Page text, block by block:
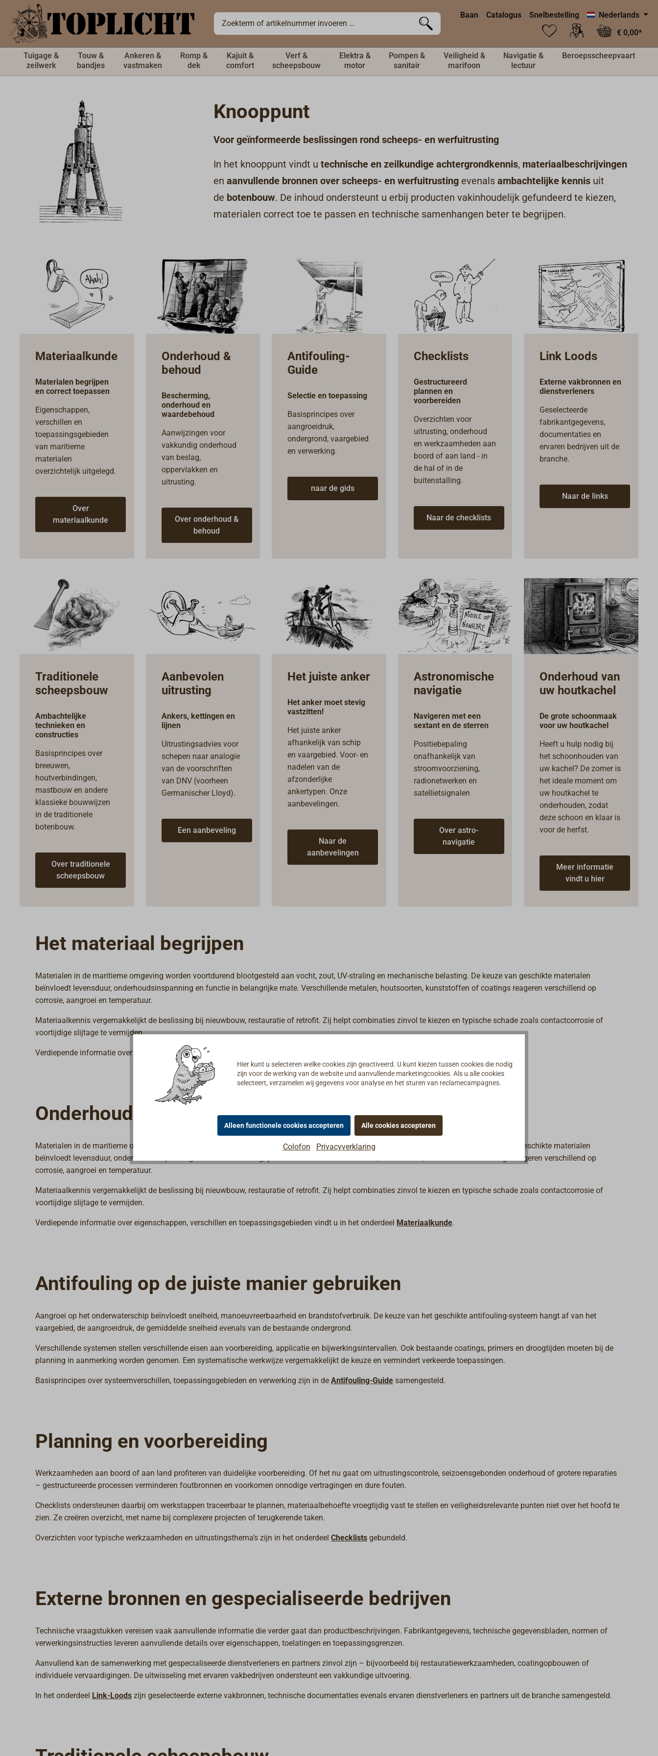
hoofdinhoud Baan Catalogus Snelbestelling
Nederlands
€ 0,00*
Tuigage &
zeilwerk
Touw &
bandjes
Ankeren &
vastmaken
Romp &
dek
Kajuit &
comfort
Verf &
scheepsbouw
Elektra &
motor
Pompen &
sanitair
Veiligheid &
marifoon
Navigatie &
lectuur
Beroepsscheepvaart
Knooppunt
Voor geïnformeerde beslissingen rond scheeps- en werfuitrusting
In het knooppunt vindt u technische en zeilkundige achtergrondkennis, materiaalbeschrijvingen
en aanvullende bronnen over scheeps- en werfuitrusting evenals ambachtelijke kennis uit
de botenbouw. De inhoud ondersteunt u erbij producten vakinhoudelijk gefundeerd te kiezen,
materialen correct toe te passen en technische samenhangen beter te begrijpen.
Materiaalkunde
Materialen begrijpen
en correct toepassen
Eigenschappen,
verschillen en
toepassingsgebieden
van maritieme
materialen
overzichtelijk uitgelegd.
Over
materiaalkunde
Onderhoud &
behoud
Bescherming,
onderhoud en
waardebehoud
Aanwijzingen voor
vakkundig onderhoud
van beslag,
oppervlakken en
uitrusting.
Over onderhoud &
behoud
Antifouling-
Guide
Selectie en toepassing
Basisprincipes over
aangroeidruk,
ondergrond, vaargebied
en verwerking.
naar de gids
Checklists
Gestructureerd
plannen en
voorbereiden
Overzichten voor
uitrusting, onderhoud
en werkzaamheden aan
boord of aan land - in
de hal of in de
buitenstalling.
Naar de checklists
Link Loods
Externe vakbronnen en
dienstverleners
Geselecteerde
fabrikantgegevens,
documentaties en
ervaren bedrijven uit de
branche.
Naar de links
Traditionele
scheepsbouw
Ambachtelijke
technieken en
constructies
Basisprincipes over
breeuwen,
houtverbindingen,
mastbouw en andere
klassieke bouwwijzen
in de traditionele
botenbouw.
Over traditionele
scheepsbouw
Aanbevolen
uitrusting
Ankers, kettingen en
lijnen
Uitrustingsadvies voor
schepen naar analogie
van de voorschriften
van DNV (voorheen
Germanischer Lloyd).
Een aanbeveling
Het juiste anker
Het anker moet stevig
vastzitten!
Het juiste anker
afhankelijk van schip
en vaargebied. Voor- en
nadelen van de
afzonderlijke
ankertypen. Onze
aanbevelingen.
Naar de
aanbevelingen
Astronomische
navigatie
Navigeren met een
sextant en de sterren
Positiebepaling
onafhankelijk van
stroomvoorziening,
radionetwerken en
satellietsignalen
Over astro-
navigatie
Onderhoud van
uw houtkachel
De grote schoonmaak
voor uw houtkachel
Heeft u hulp nodig bij
het schoonhouden van
uw kachel? De zomer is
het ideale moment om
uw houtkachel te
onderhouden, zodat
deze schoon en klaar is
voor de herfst.
Meer informatie
vindt u hier
Het materiaal begrijpen
Materialen in de maritieme omgeving worden voortdurend blootgesteld aan vocht, zout, UV-straling en mechanische belasting. De keuze van geschikte materialen
beïnvloedt levensduur, onderhoudsinspanning en functie in belangrijke mate. Verschillende metalen, houtsoorten, kunststoffen of coatings reageren verschillend op
corrosie, aangroei en temperatuur.
Materiaalkennis vergemakkelijkt de beslissing bij nieuwbouw, restauratie of retrofit. Zij helpt combinaties zinvol te kiezen en typische schade zoals contactcorrosie of
voortijdige slijtage te vermijden.
Verdiepende informatie over eigenschappen, verschillen en toepassingsgebieden vindt u in het onderdeel
Onderhoud en waardebehoud
Materialen in de maritieme omgeving worden voortdurend blootgesteld aan vocht, zout, UV-straling en mechanische belasting. De keuze van geschikte materialen
beïnvloedt levensduur, onderhoudsinspanning en functie in belangrijke mate. Verschillende metalen, houtsoorten, kunststoffen of coatings reageren verschillend op
corrosie, aangroei en temperatuur.
Materiaalkennis vergemakkelijkt de beslissing bij nieuwbouw, restauratie of retrofit. Zij helpt combinaties zinvol te kiezen en typische schade zoals contactcorrosie of
voortijdige slijtage te vermijden.
Verdiepende informatie over eigenschappen, verschillen en toepassingsgebieden vindt u in het onderdeel Materiaalkunde.
Antifouling op de juiste manier gebruiken
Aangroei op het onderwaterschip beïnvloedt snelheid, manoeuvreerbaarheid en brandstofverbruik. De keuze van het geschikte antifouling-systeem hangt af van het
vaargebied, de aangroeidruk, de gemiddelde snelheid evenals van de bestaande ondergrond.
Verschillende systemen stellen verschillende eisen aan voorbereiding, applicatie en bijwerkingsintervallen. Ook bestaande coatings, primers en droogtijden moeten bij de
planning in aanmerking worden genomen. Een systematische werkwijze vergemakkelijkt de keuze en vermindert verkeerde toepassingen.
Basisprincipes over systeemverschillen, toepassingsgebieden en verwerking zijn in de Antifouling-Guide samengesteld.
Planning en voorbereiding
Werkzaamheden aan boord of aan land profiteren van duidelijke voorbereiding. Of het nu gaat om uitrustingscontrole, seizoensgebonden onderhoud of grotere reparaties
– gestructureerde processen verminderen foutbronnen en voorkomen onnodige vertragingen en dure fouten.
Checklists ondersteunen daarbij om werkstappen traceerbaar te plannen, materiaalbehoefte vroegtijdig vast te stellen en veiligheidsrelevante punten niet over het hoofd te
zien. Ze creëren overzicht, met name bij complexere projecten of terugkerende taken.
Overzichten voor typische werkzaamheden en uitrustingsthema’s zijn in het onderdeel Checklists gebundeld.
Externe bronnen en gespecialiseerde bedrijven
Technische vraagstukken vereisen vaak aanvullende informatie die verder gaat dan productbeschrijvingen. Fabrikantgegevens, technische gegevensbladen, normen of
verwerkingsinstructies leveren aanvullende details over eigenschappen, toelatingen en toepassingsgrenzen.
Aanvullend kan de samenwerking met gespecialiseerde dienstverleners en partners zinvol zijn – bijvoorbeeld bij restauratiewerkzaamheden, coatingopbouwen of
individuele vervaardigingen. De uitwisseling met ervaren vakbedrijven ondersteunt een vakkundige uitvoering.
In het onderdeel Link-Loods zijn geselecteerde externe vakbronnen, technische documentaties evenals ervaren dienstverleners en partners uit de branche samengesteld.
Hier kunt u selecteren welke cookies zijn geactiveerd. U kunt kiezen tussen cookies die nodig
zijn voor de werking van de website und aanvullende marketingcookies. Als u alle cookies
selecteert, verzamelen wij gegevens voor analyse en het sturen van reclamecampagnes.
Alleen functionele cookies accepteren Alle cookies accepteren
Colofon Privacyverklaring